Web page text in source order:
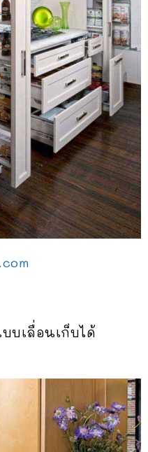
บเลื่อนเก็บได้